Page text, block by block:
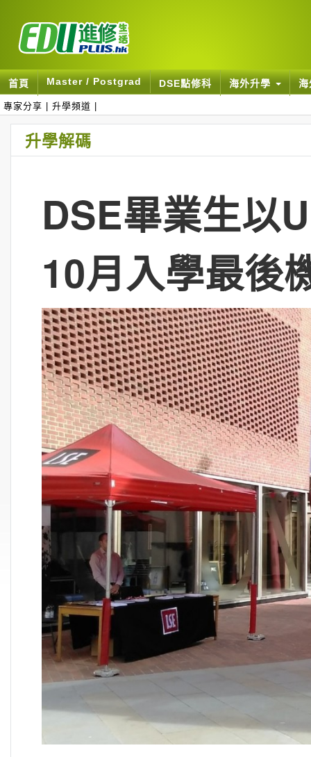
首頁 Master / Postgrad DSE點修科 海外升學
專家分享 升學頻道
升學解碼
DSE畢業生以
10月入學最後